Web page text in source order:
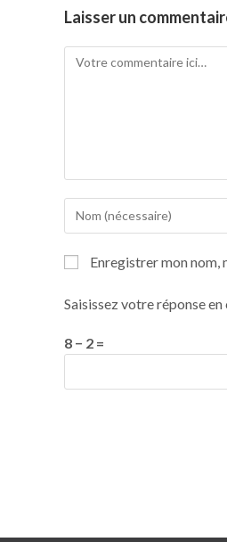
Laisser un
Enregistrer mon nom,
Saisissez votre réponse
8 − 2 =